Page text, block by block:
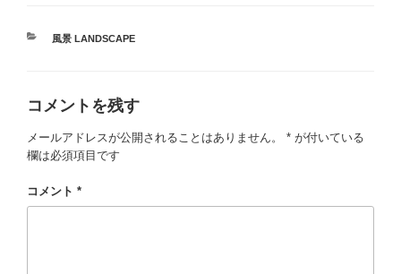
カ
ー
風景 LANDSCAPE
コメントを残す
メールアドレスが公開されることはありません。 * が付いている
欄は必須項目です
コメント *